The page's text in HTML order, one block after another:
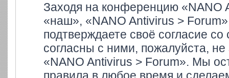
Заходя на конференцию
«наш», «NANO Antivirus >
подтверждаете своё согласие
согласны с ними, пожалуйста,
«NANO Antivirus > Forum». Мы